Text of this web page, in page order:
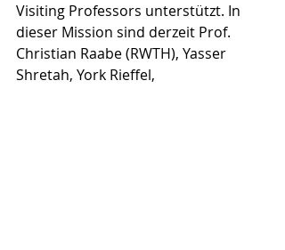
Visiting Professors unterstützt. In
dieser Mission sind derzeit Prof.
Christian Raabe (RWTH), Yasser
Shretah, York Rieffel,